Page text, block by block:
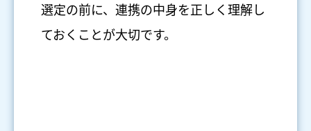
選定の前に、連携の中身を正しく理解し
ておくことが大切です。